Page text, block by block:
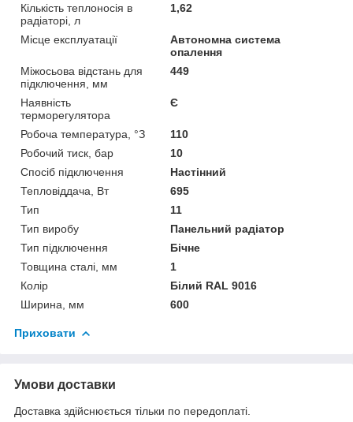
Кількість теплоносія в
радіаторі, л
1,62
Місце експлуатації
Автономна система
опалення
Міжосьова відстань для
підключення, мм
449
Наявність
терморегулятора
Є
Робоча температура, °З
110
Робочий тиск, бар
10
Спосіб підключення
Настінний
Тепловіддача, Вт
695
Тип
11
Тип виробу
Панельний радіатор
Тип підключення
Бічне
Товщина сталі, мм
1
Колір
Білий RAL 9016
Ширина, мм
600
Приховати
Умови доставки
Доставка здійснюється тільки по передоплаті.